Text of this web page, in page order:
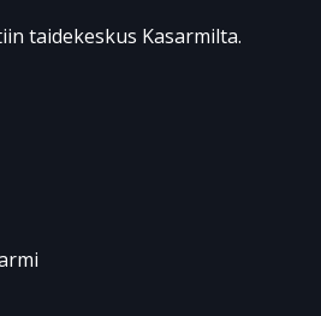
taidekeskus Kasarmilta.